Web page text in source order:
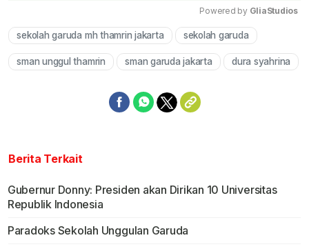
Mute
Powered by GliaStudios
sekolah garuda mh thamrin jakarta sekolah garuda
sman unggul thamrin sman garuda jakarta dura syahrina
Berita Terkait
Gubernur Donny: Presiden akan Dirikan 10 Universitas
Republik Indonesia
Paradoks Sekolah Unggulan Garuda